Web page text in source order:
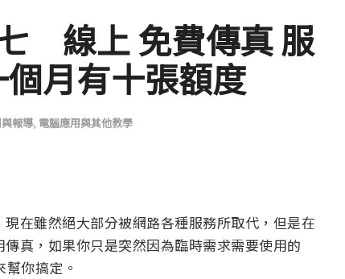
線上 免費傳真 服
個月有十張額度
報導, 電腦應用與其他教學
在雖然絕大部分被網路各種服務所取代，但是在
真，如果你只是突然因為臨時需求需要使用的
你搞定。